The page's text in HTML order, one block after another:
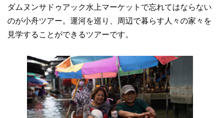
ダムヌンサドゥアック水上マーケットで忘れてはならない
のが小舟ツアー。運河を巡り、周辺で暮らす人々の家々を
見学することができるツアーです。